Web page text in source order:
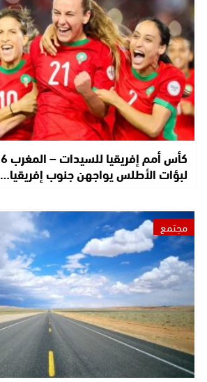
لبؤات الأطلس يواجهن جنوب إفريقيا…
مجتمع